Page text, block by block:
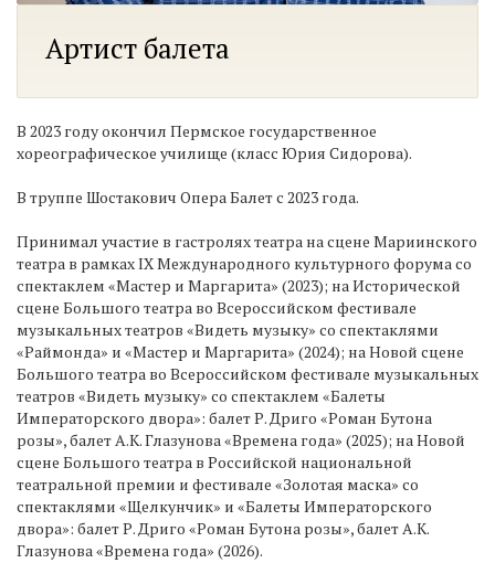
Артист балета
В 2023 году окончил Пермское государственное
хореографическое училище (класс Юрия Сидорова).
В труппе Шостакович Опера Балет с 2023 года.
Принимал участие в гастролях театра на сцене Мариинского
театра в рамках IX Международного культурного форума со
спектаклем «Мастер и Маргарита» (2023); на Исторической
сцене Большого театра во Всероссийском фестивале
музыкальных театров «Видеть музыку» со спектаклями
«Раймонда» и «Мастер и Маргарита» (2024); на Новой сцене
Большого театра во Всероссийском фестивале музыкальных
театров «Видеть музыку» со спектаклем «Балеты
Императорского двора»: балет Р. Дриго «Роман Бутона
розы», балет А.К. Глазунова «Времена года» (2025); на Новой
сцене Большого театра в Российской национальной
театральной премии и фестивале «Золотая маска» со
спектаклями «Щелкунчик» и «Балеты Императорского
двора»: балет Р. Дриго «Роман Бутона розы», балет А.К.
Глазунова «Времена года» (2026).